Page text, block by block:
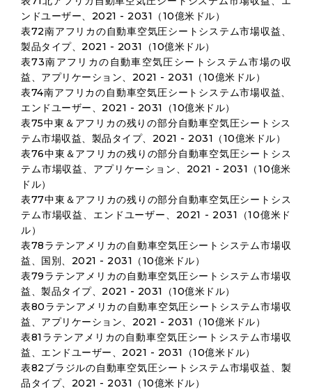
ンドユーザー、2021 - 2031（10億米ドル）
表72南アフリカの自動車空気圧シートシステム市場収益、
製品タイプ、2021 - 2031（10億米ドル）
表73南アフリカの自動車空気圧シートシステム市場の収
益、アプリケーション、2021 - 2031（10億米ドル）
表74南アフリカの自動車空気圧シートシステム市場収益、
エンドユーザー、2021 - 2031（10億米ドル）
表75中東＆アフリカの残りの部分自動車空気圧シートシス
テム市場収益、製品タイプ、2021 - 2031（10億米ドル）
表76中東＆アフリカの残りの部分自動車空気圧シートシス
テム市場収益、アプリケーション、2021 - 2031（10億米
ドル）
表77中東＆アフリカの残りの部分自動車空気圧シートシス
テム市場収益、エンドユーザー、2021 - 2031（10億米ド
ル）
表78ラテンアメリカの自動車空気圧シートシステム市場収
益、国別、2021 - 2031（10億米ドル）
表79ラテンアメリカの自動車空気圧シートシステム市場収
益、製品タイプ、2021 - 2031（10億米ドル）
表80ラテンアメリカの自動車空気圧シートシステム市場収
益、アプリケーション、2021 - 2031（10億米ドル）
表81ラテンアメリカの自動車空気圧シートシステム市場収
益、エンドユーザー、2021 - 2031（10億米ドル）
表82ブラジルの自動車空気圧シートシステム市場収益、製
品タイプ、2021 - 2031（10億米ドル）